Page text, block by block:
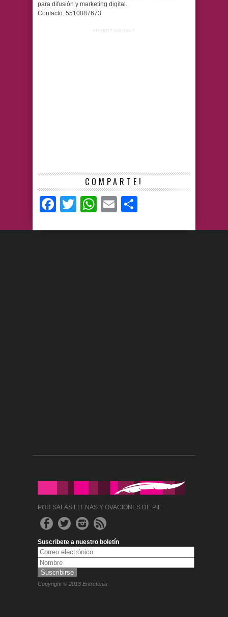
para difusión y marketing digital.
Contacto: 5510087673
ADVERTISEMENT
COMPARTE!
Facebook
TwitterWhatsApp
Email
POR SALAS LLENAS Y OVACIONES DE PIE
Suscribete a nuestro boletín
Copyright © 2013 Entretenia